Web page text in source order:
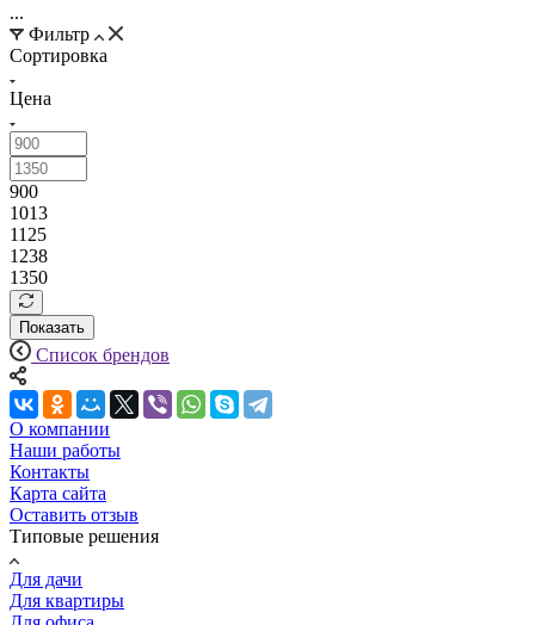
...
Фильтр
Сортировка
Цена
900
1013
1125
1238
1350
Показать
Список брендов
О компании
Наши работы
Контакты
Карта сайта
Оставить отзыв
Типовые решения
Для дачи
Для квартиры